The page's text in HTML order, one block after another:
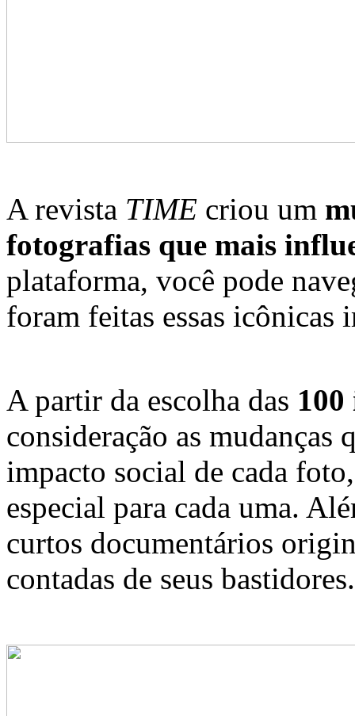
A revista TIME criou um
fotografias que mais
plataforma, você pode
foram feitas essas icônicas
A partir da escolha das 100
consideração as mudanças
impacto social de cada
especial para cada uma.
curtos documentários
contadas de seus bastidores.